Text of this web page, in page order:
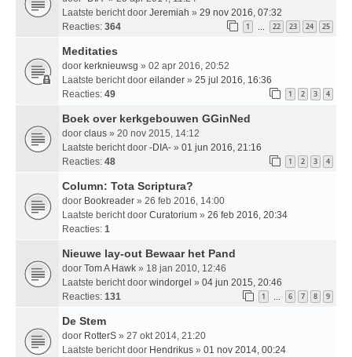
Laatste bericht door Jeremiah » 29 nov 2016, 07:32
Reacties: 364 1 … 22 23 24 25
Meditaties
door kerknieuwsg » 02 apr 2016, 20:52
Laatste bericht door eilander » 25 jul 2016, 16:36
Reacties: 49 1 2 3 4
Boek over kerkgebouwen GGinNed
door claus » 20 nov 2015, 14:12
Laatste bericht door -DIA- » 01 jun 2016, 21:16
Reacties: 48 1 2 3 4
Column: Tota Scriptura?
door Bookreader » 26 feb 2016, 14:00
Laatste bericht door Curatorium » 26 feb 2016, 20:34
Reacties: 1
Nieuwe lay-out Bewaar het Pand
door Tom A Hawk » 18 jan 2010, 12:46
Laatste bericht door windorgel » 04 jun 2015, 20:46
Reacties: 131 1 … 6 7 8 9
De Stem
door RotterS » 27 okt 2014, 21:20
Laatste bericht door Hendrikus » 01 nov 2014, 00:24